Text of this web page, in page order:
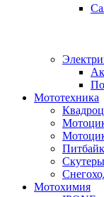
Мототехника
Скутеры
Мотохимия